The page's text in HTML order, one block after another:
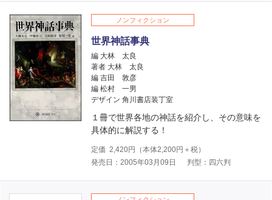
ノンフィクション
世界神話事典
編 大林 太良
著者 大林 太良
編 吉田 敦彦
編 松村 一男
デザイン 角川書店装丁室
１冊で世界各地の神話を紹介し、その意味を
具体的に解説する！
定価 2,420円（本体2,200円＋税）
発売日：2005年03月09日
判型：四六判